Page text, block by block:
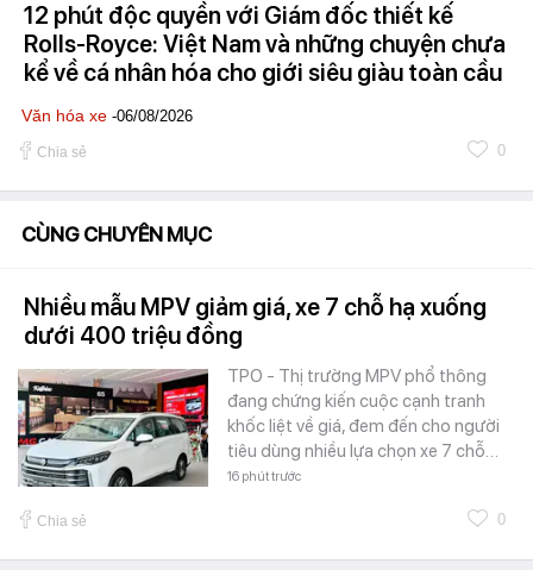
12 phút độc quyền với Giám đốc thiết kế
Rolls-Royce: Việt Nam và những chuyện chưa
kể về cá nhân hóa cho giới siêu giàu toàn cầu
Văn hóa xe -06/08/2026
Chia sẻ 0
CÙNG CHUYÊN MỤC
Nhiều mẫu MPV giảm giá, xe 7 chỗ hạ xuống
dưới 400 triệu đồng
TPO - Thị trường MPV phổ thông
đang chứng kiến cuộc cạnh tranh
khốc liệt về giá, đem đến cho người
tiêu dùng nhiều lựa chọn xe 7 chỗ…
16 phút trước
Chia sẻ 0